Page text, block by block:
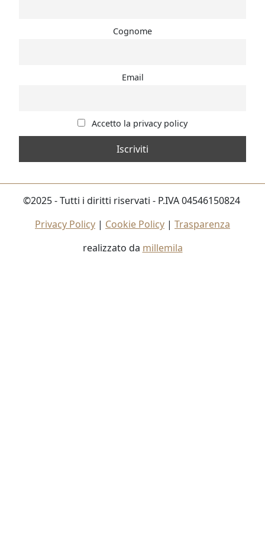
Cognome
Email
Accetto la privacy policy
©2025 - Tutti i diritti riservati - P.IVA 04546150824
Privacy Policy | Cookie Policy | Trasparenza
realizzato da millemila